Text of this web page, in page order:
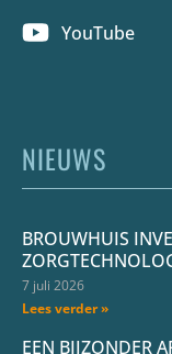
YouTube
NIEUWS
BROUWHUIS
7 juli 2026
Lees verder »
EEN BIJZONDER